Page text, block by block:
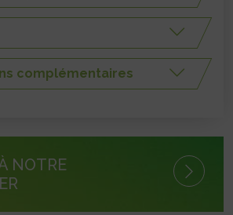
complémentaires
NOTRE